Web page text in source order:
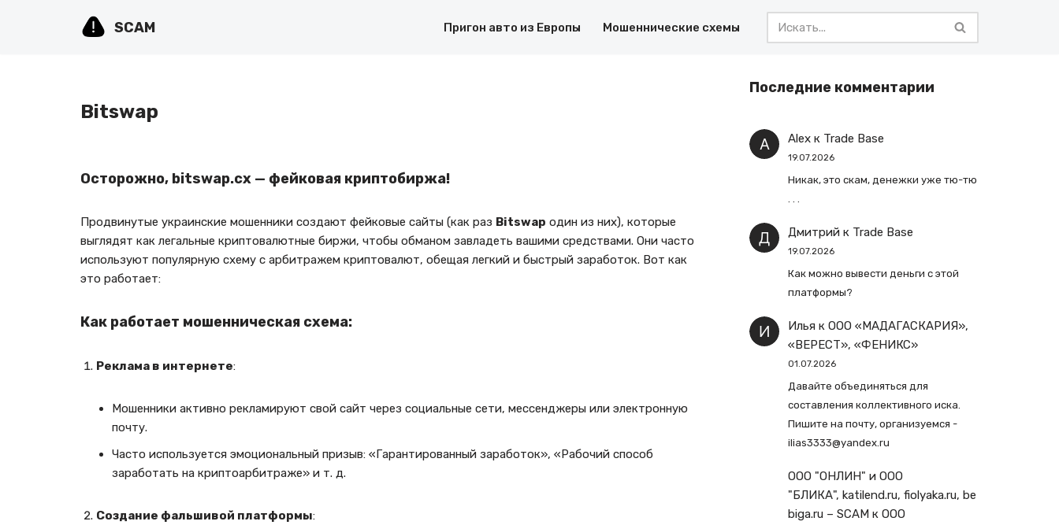
SCAM Пригон авто из Европы Мошеннические схемы
Bitswap
Осторожно, bitswap.cx — фейковая криптобиржа!
Продвинутые украинские мошенники создают фейковые сайты (как раз Bitswap один из них), которые
выглядят как легальные криптовалютные биржи, чтобы обманом завладеть вашими средствами. Они часто
используют популярную схему с арбитражем криптовалют, обещая легкий и быстрый заработок. Вот как
это работает:
Как работает мошенническая схема:
Реклама в интернете:
Мошенники активно рекламируют свой сайт через социальные сети, мессенджеры или электронную
почту.
Часто используется эмоциональный призыв: «Гарантированный заработок», «Рабочий способ
заработать на криптоарбитраже» и т. д.
Создание фальшивой платформы:
Последние комментарии
Alexк Trade Base
19.07.2026
Никак, это скам, денежки уже тю-тю
Дмитрийк Trade Base
19.07.2026
Как можно вывести деньги с этой
платформы?
Ильяк ООО «МАДАГАСКАРИЯ»,
«ВЕРЕСТ», «ФЕНИКС»
01.07.2026
Давайте объединяться для
составления коллективного иска.
Пишите на почту, организуемся -
ilias3333@yandex.ru
ООО "ОНЛИН" и ООО
"БЛИКА", katilend.ru, fiolyaka.ru, be
biga.ru – SCAMк ООО